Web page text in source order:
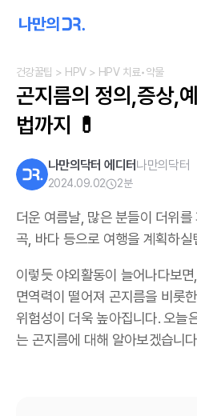
건강꿀팁 > HPV> HPV 치료•약물
곤지름의 정의,증상,
법까지 💊
나만의닥터 에디터나만의닥터
2024.09.02 2분
더운 여름날, 많은 분들이 더위를
곡 바다 등으로 여행을 계획하실
이렇듯 야외활동이 늘어나다보면
면역력이 떨어져 곤지름을 비롯
위험성이 더욱 높아집니다.오늘
는 곤지름에 대해 알아보겠습니다